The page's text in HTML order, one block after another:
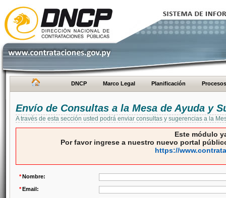
DNCP Marco Legal Planificación Procesos
Envío de Consultas a la Mesa de Ayuda y
A través de esta sección usted podrá enviar consultas y sugerencias a la
Este módulo
Por favor ingrese a nuestro nuevo portal
https://
*Nombre:
*Email: